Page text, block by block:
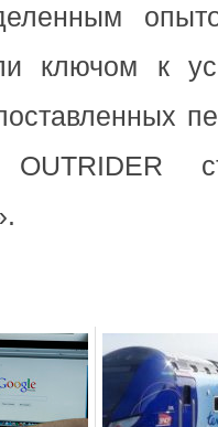
ключом к